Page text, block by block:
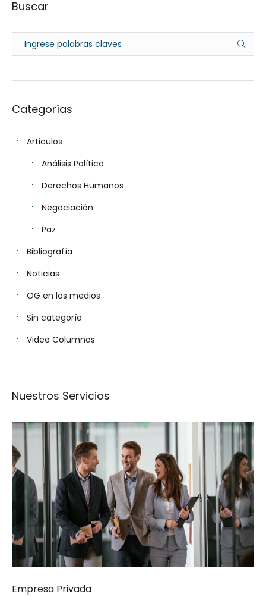
Buscar
Categorías
Articulos
Análisis Político
Derechos Humanos
Negociación
Paz
Bibliografía
Noticias
OG en los medios
Sin categoría
Video Columnas
Nuestros Servicios
Empresa Privada